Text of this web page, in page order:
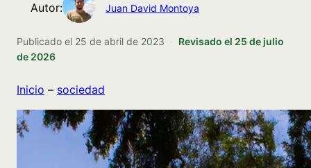
Autor: Juan David Montoya
Publicado el 25 de abril de 2023 · Revisado el 25 de julio
de 2026
Inicio – sociedad